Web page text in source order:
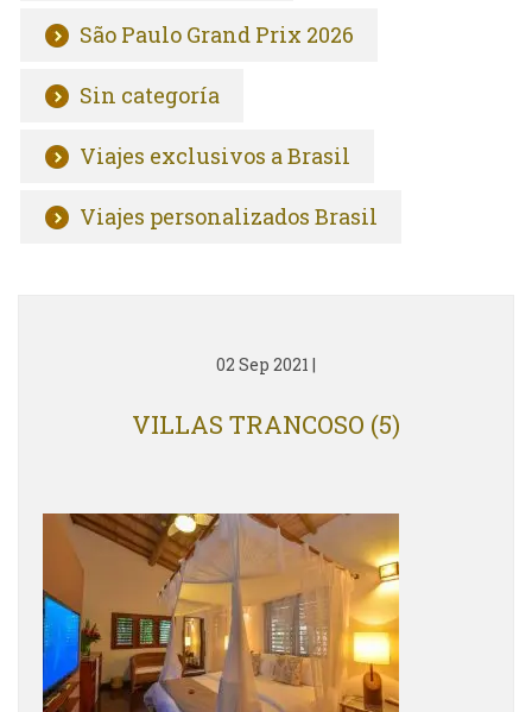
São Paulo Grand Prix 2026
Sin categoría
Viajes exclusivos a Brasil
Viajes personalizados Brasil
02 Sep 2021 |
VILLAS TRANCOSO (5)